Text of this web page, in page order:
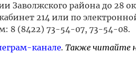
района до 28
214 или по
8 (8422) 73-54-07, 73-54-08.
канале. Также читайте